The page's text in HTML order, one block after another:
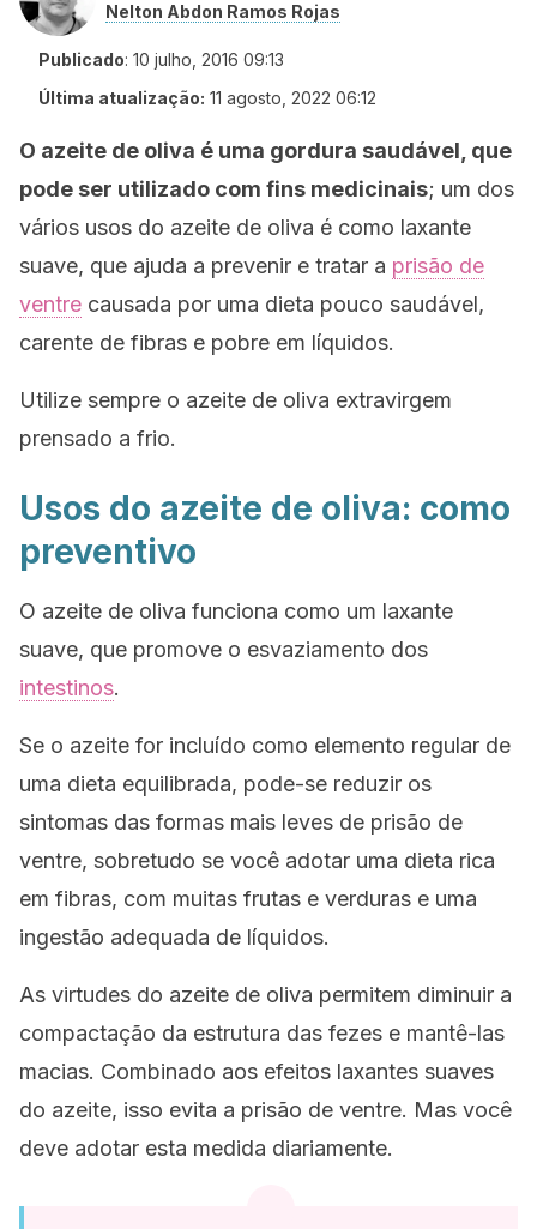
Nelton Abdon Ramos Rojas
Publicado: 10 julho, 2016 09:13
Última atualização: 11 agosto, 2022 06:12
O azeite de oliva é uma gordura saudável, que
pode ser utilizado com fins medicinais; um dos
vários usos do azeite de oliva é como laxante
suave, que ajuda a prevenir e tratar a prisão de
ventre causada por uma dieta pouco saudável,
carente de fibras e pobre em líquidos.
Utilize sempre o azeite de oliva extravirgem
prensado a frio.
Usos do azeite de oliva: como
preventivo
O azeite de oliva funciona como um laxante
suave, que promove o esvaziamento dos
intestinos.
Se o azeite for incluído como elemento regular de
uma dieta equilibrada, pode-se reduzir os
sintomas das formas mais leves de prisão de
ventre, sobretudo se você adotar uma dieta rica
em fibras, com muitas frutas e verduras e uma
ingestão adequada de líquidos.
As virtudes do azeite de oliva permitem diminuir a
compactação da estrutura das fezes e mantê-las
macias. Combinado aos efeitos laxantes suaves
do azeite, isso evita a prisão de ventre. Mas você
deve adotar esta medida diariamente.